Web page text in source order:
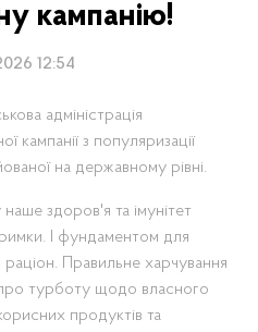
кампанію!
12:54
адміністрація
кампанії з популяризації
на державному рівні.
здоров'я та імунітет
І фундаментом для
Правильне харчування
турботу щодо власного
продуктів та